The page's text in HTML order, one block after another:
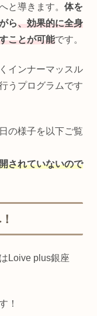
と導きます。 体を
ら、効果的に全身
ことが可能です。
インナーマッスル
うプログラムです
の様子を以下ご覧
されていないので
Loive plus銀座
！